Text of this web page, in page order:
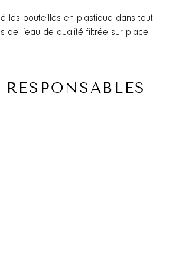
les bouteilles en plastique dans tout
de l’eau de qualité filtrée sur place